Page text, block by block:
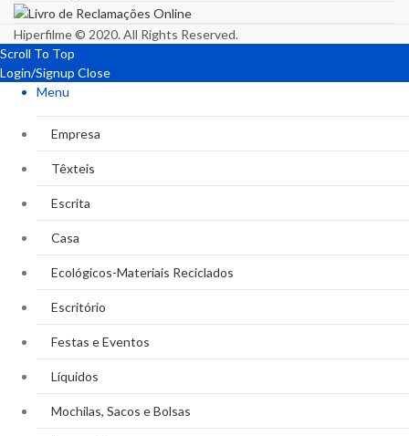
Hiperfilme © 2020. All Rights Reserved.
Scroll To Top
Login/Signup Close
Menu
Empresa
Têxteis
Escrita
Casa
Ecológicos-Materiais Reciclados
Escritório
Festas e Eventos
Líquidos
Mochilas, Sacos e Bolsas